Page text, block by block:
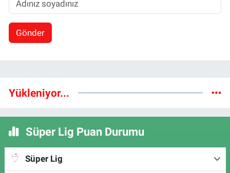
Gönder
Yükleniyor...
Süper Lig Puan Durumu
Süper Lig